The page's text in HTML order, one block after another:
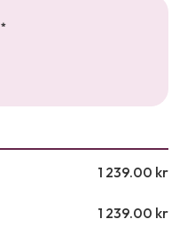
*
1 239.00 kr
1 239.00 kr